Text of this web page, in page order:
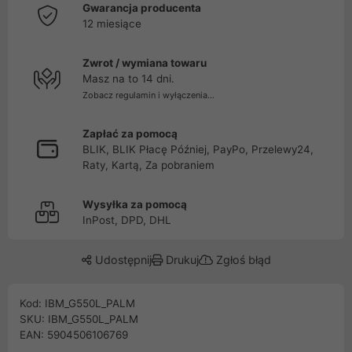
Gwarancja producenta
12 miesiące
Zwrot / wymiana towaru
Masz na to 14 dni.
Zobacz regulamin i wyłączenia...
Zapłać za pomocą
BLIK, BLIK Płacę Później, PayPo, Przelewy24,
Raty, Kartą, Za pobraniem
Wysyłka za pomocą
InPost, DPD, DHL
Udostępnij Drukuj Zgłoś błąd
Kod: IBM_G550L_PALM
SKU: IBM_G550L_PALM
EAN: 5904506106769